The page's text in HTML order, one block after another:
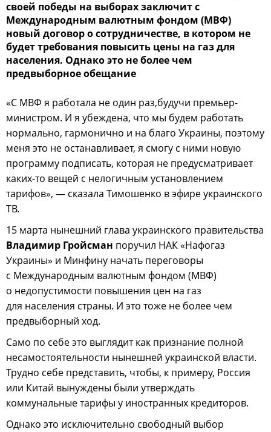
своей победы на выборах заключит с
Международным валютным фондом (МВФ)
новый договор о сотрудничестве, в котором не
будет требования повысить цены на газ для
населения. Однако это не более чем
предвыборное обещание
«С МВФ я работала не один раз,будучи премьер-
министром. И я убеждена, что мы будем работать
нормально, гармонично и на благо Украины, поэтому
меня это не останавливает, я смогу с ними новую
программу подписать, которая не предусматривает
каких-то вещей с нелогичным установлением
тарифов», — сказала Тимошенко в эфире украинского
ТВ.
15 марта нынешний глава украинского правительства
Владимир Гройсман поручил НАК «Нафогаз
Украины» и Минфину начать переговоры
с Международным валютным фондом (МВФ)
о недопустимости повышения цен на газ
для населения страны. И это тоже не более чем
предвыборный ход.
Само по себе это выглядит как признание полной
несамостоятельности нынешней украинской власти.
Трудно себе представить, чтобы, к примеру, Россия
или Китай вынуждены были утверждать
коммунальные тарифы у иностранных кредиторов.
Однако это исключительно свободный выбор